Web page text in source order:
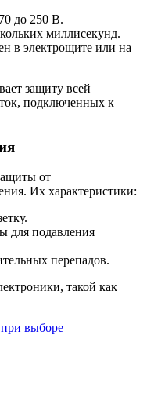
до 250 В.
миллисекунд.
в электрощите или на
защиту всей
подключенных к
от
Их характеристики:
для подавления
перепадов.
такой как
выборе